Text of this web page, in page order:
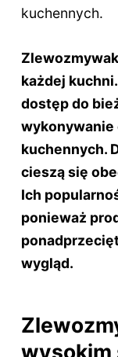
kuchennych.
każdej
dostęp do
wykonywanie
kuchennych.
cieszą się
Ich
ponieważ
wygląd.
wysokim